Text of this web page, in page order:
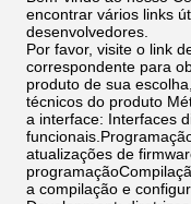
encontrar vários links
desenvolvedores.
Por favor, visite o link
correspondente para
produto de sua
técnicos do produto
a interface: Interfaces
atualizações de
a compilação e